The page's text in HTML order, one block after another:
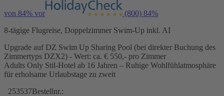
von 84% vor (800) 84%
8-tägige Flugreise, Doppelzimmer Swim-Up inkl. AI
Upgrade auf DZ Swim Up Sharing Pool (bei direkter Buchung des
Zimmertyps DZX2) - Wert: ca. € 550,- pro Zimmer
Adults Only Stil-Hotel ab 16 Jahren – Ruhige Wohlfühlatmosphäre
für erholsame Urlaubstage zu zweit
253537Bestellnr.: